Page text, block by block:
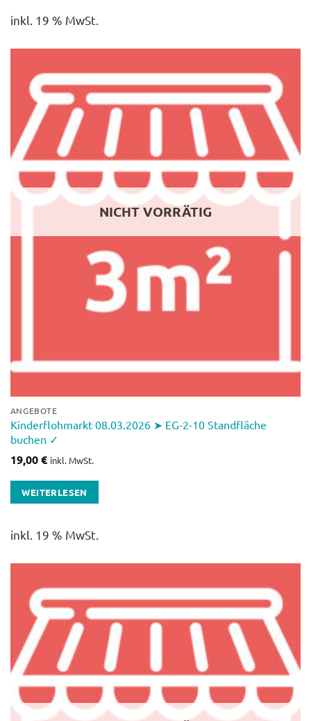
inkl. 19 % MwSt.
NICHT VORRÄTIG
ANGEBOTE
Kinderflohmarkt 08.03.2026 ➤ EG-2-10 Standfläche
buchen ✓
19,00€ inkl. MwSt.
WEITERLESEN
inkl. 19 % MwSt.